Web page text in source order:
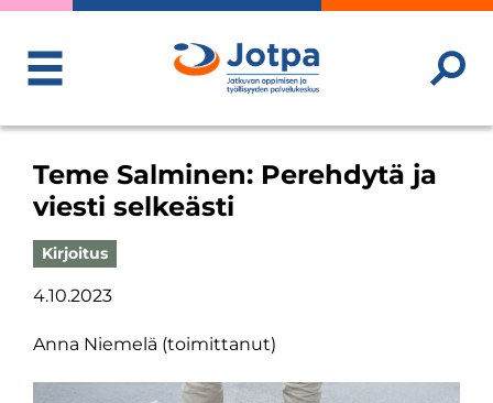
ToggleMenu
Teme Salminen: Perehdytä ja
viesti selkeästi
Kirjoitus
4.10.2023
Anna Niemelä (toimittanut)